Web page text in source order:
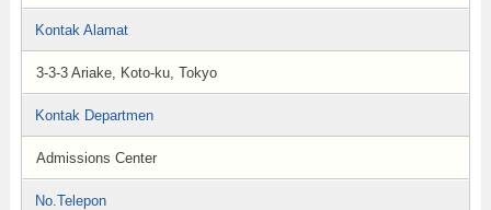
Kontak Alamat
3-3-3 Ariake, Koto-ku, Tokyo
Kontak Departmen
Admissions Center
No.Telepon